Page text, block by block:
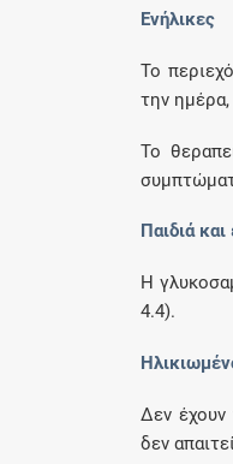
Ενήλικες
Το
την
Το
Παιδιά
Η
4.4).
Δεν έχουν
δεν